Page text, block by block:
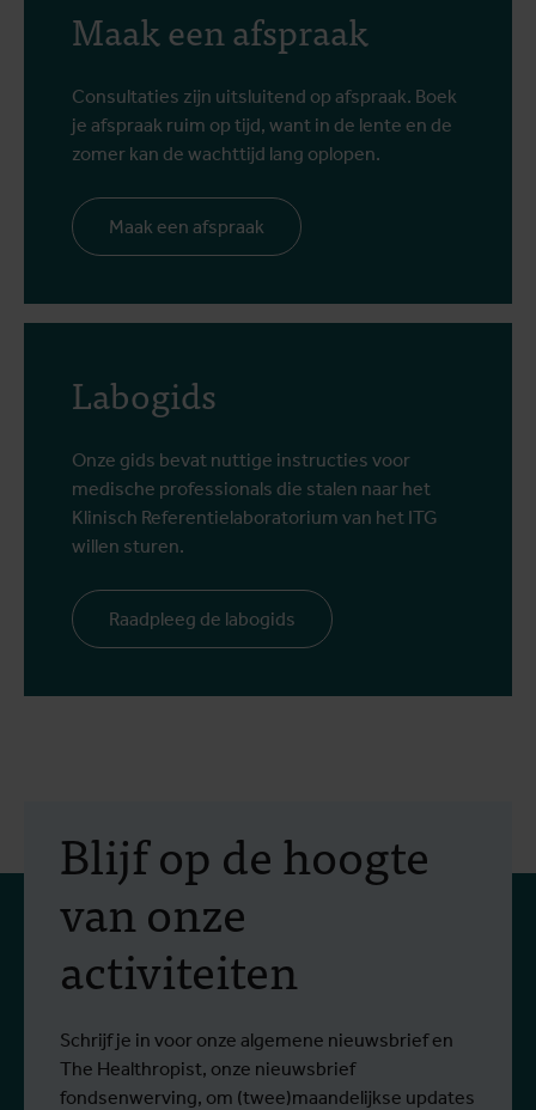
Maak een afspraak
Consultaties zijn uitsluitend op afspraak. Boek
je afspraak ruim op tijd, want in de lente en de
zomer kan de wachttijd lang oplopen.
Maak een afspraak
Labogids
Onze gids bevat nuttige instructies voor
medische professionals die stalen naar het
Klinisch Referentielaboratorium van het ITG
willen sturen.
Raadpleeg de labogids
Blijf op de hoogte
van onze
activiteiten
Schrijf je in voor onze algemene nieuwsbrief en
The Healthropist, onze nieuwsbrief
fondsenwerving, om (twee)maandelijkse updates